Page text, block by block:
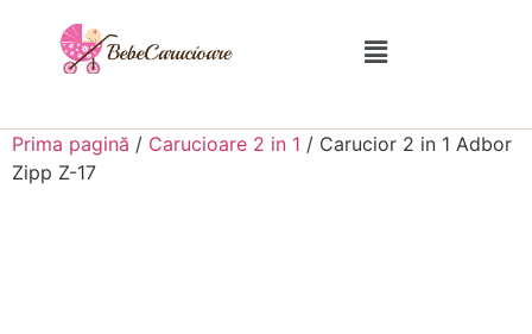
Prima pagină / Carucioare 2 in 1 / Carucior 2 in 1 Adbor
Zipp Z-17